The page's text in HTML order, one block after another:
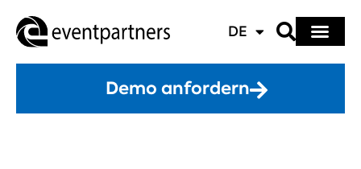
DE
Demo anfordern